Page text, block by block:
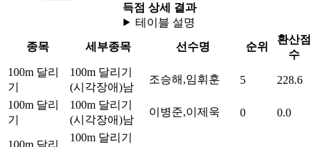
득점 상세 결과
테이블 설명
종목
세부종목 선수명 순위
환산점
수
100m 달리
기
100m 달리기
(시각장애)남
조승해,임휘훈 5 228.6
100m 달리
기
100m 달리기
(시각장애)남
이병준,이제욱 0 0.0
100m 달리
100m 달리기